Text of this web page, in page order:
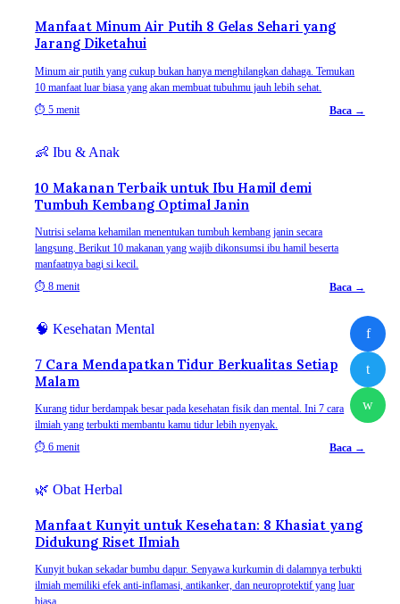
Manfaat Minum Air Putih 8 Gelas Sehari yang
Jarang Diketahui
Minum air putih yang cukup bukan hanya menghilangkan dahaga. Temukan
10 manfaat luar biasa yang akan membuat tubuhmu jauh lebih sehat.
⏱5 menit Baca →
👶 Ibu & Anak
10 Makanan Terbaik untuk Ibu Hamil demi
Tumbuh Kembang Optimal Janin
Nutrisi selama kehamilan menentukan tumbuh kembang janin secara
langsung. Berikut 10 makanan yang wajib dikonsumsi ibu hamil beserta
manfaatnya bagi si kecil.
⏱8 menit Baca →
🧠 Kesehatan Mental
7 Cara Mendapatkan Tidur Berkualitas Setiap
Malam
Kurang tidur berdampak besar pada kesehatan fisik dan mental. Ini 7 cara
ilmiah yang terbukti membantu kamu tidur lebih nyenyak.
⏱6 menit Baca →
🌿 Obat Herbal
Manfaat Kunyit untuk Kesehatan: 8 Khasiat yang
Didukung Riset Ilmiah
Kunyit bukan sekadar bumbu dapur. Senyawa kurkumin di dalamnya terbukti
ilmiah memiliki efek anti-inflamasi, antikanker, dan neuroprotektif yang luar
f
t
w